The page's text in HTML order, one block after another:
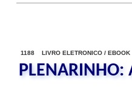
1188 LIVRO ELETRONICO / EBOOK
PLENARINHO: